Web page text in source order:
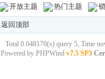
开放主题 热门主题
返回顶部
Total 0.048170(s) query 5, Time
Powered byPHPWind v7.5 SP3